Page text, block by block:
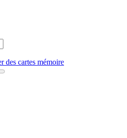
des cartes mémoire